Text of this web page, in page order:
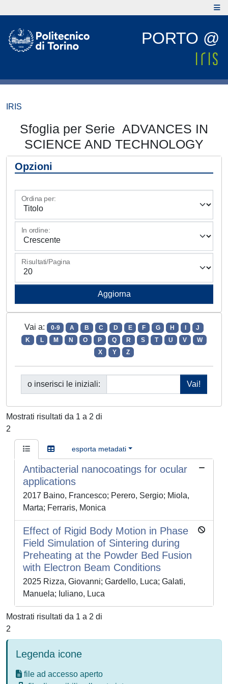
PORTO @
IRIS
Sfoglia per Serie ADVANCES IN
SCIENCE AND TECHNOLOGY
Opzioni
Ordina per:
In ordine:
Risultati/Pagina
Vai a: 0-9 A B C D E F G H
J
K
L M N O P Q R S T U V
W
X
Y Z
o inserisci le iniziali:
Mostrati risultati da 1 a 2 di
2
esporta metadati
Antibacterial nanocoatings for ocular
applications
2017 Baino, Francesco; Perero, Sergio; Miola,
Marta; Ferraris, Monica
Effect of Rigid Body Motion in Phase
Field Simulation of Sintering during
Preheating at the Powder Bed Fusion
with Electron Beam Conditions
2025 Rizza, Giovanni; Gardello, Luca; Galati,
Manuela; Iuliano, Luca
Mostrati risultati da 1 a 2 di
2
Legenda icone
file ad accesso aperto